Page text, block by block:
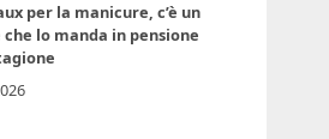
per la manicure, c’è un
lo manda in pensione